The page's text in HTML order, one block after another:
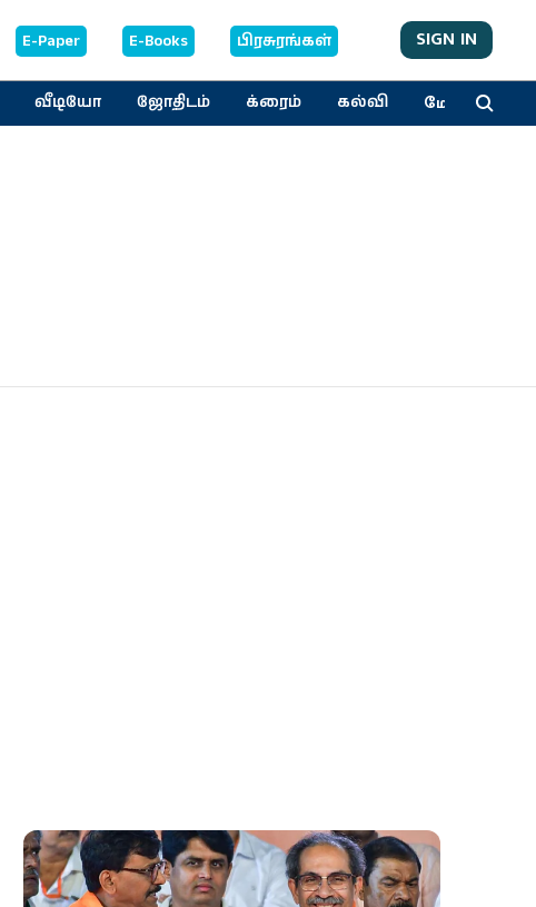
E-Paper E-Books பிரசுரங்கள் SIGN IN
வீடியோ ஜோதிடம் க்ரைம் கல்வி மேலும்